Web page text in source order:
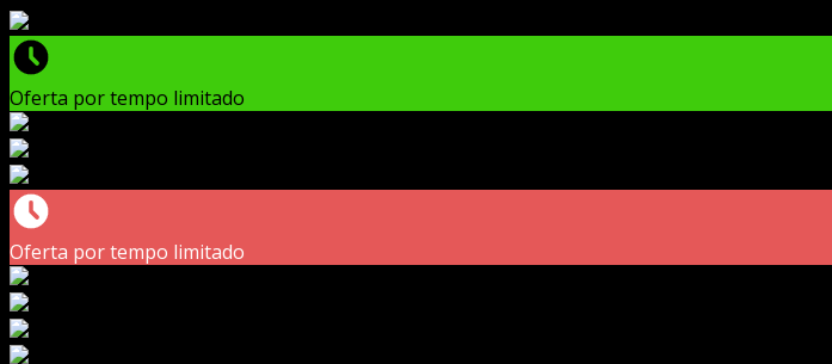
Oferta por tempo limitado
Oferta por tempo limitado